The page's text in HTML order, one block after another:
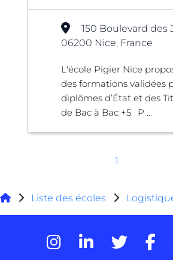
150 Boulevard des
06200 Nice, France
L'école Pigier Nice
des formations validées
diplômes d’État et des
de Bac à Bac +5. P ...
1
Liste des écoles